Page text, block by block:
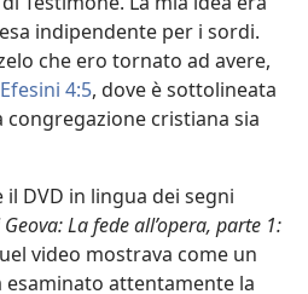
indipendente per i sordi.
che ero tornato ad avere,
Efesini 4:5, dove è sottolineata
congregazione cristiana sia
DVD in lingua dei segni
La fede all’opera, parte 1:
video mostrava come un
attentamente la